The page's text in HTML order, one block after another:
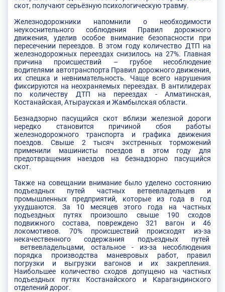
скот, получают серьёзную психологическую травму.
Железнодорожники напомнили о необходимости
неукоснительного соблюдения Правил дорожного
движения, уделив особое внимание безопасности при
пересечении переездов. В этом году количество ДТП на
железнодорожных переездах снизилось на 27%. Главная
причина происшествий – грубое несоблюдение
водителями автотранспорта Правил дорожного движения,
их спешка и невнимательность. Чаще всего нарушения
фиксируются на неохраняемых переездах. В антилидерах
по количеству ДТП на переездах - Алматинская,
Костанайская, Атырауская и Жамбылская области.
Безнадзорно пасущийся скот вблизи железной дороги
нередко становится причиной сбоя работы
железнодорожного транспорта и графика движения
поездов. Свыше 2 тысяч экстренных торможений
применили машинисты поездов в этом году для
предотвращения наездов на безнадзорно пасущийся
скот.
Также на совещании внимание было уделено состоянию
подъездных путей частных ветвевладельцев и
промышленных предприятий, которые из года в год
ухудшаются. За 10 месяцев этого года на частных
подъездных путях произошло свыше 190 сходов
подвижного состава, повреждено 321 вагон и 46
локомотивов. 70% происшествий происходят из-за
некачественного содержания подъездных путей
ветвевладельцами, остальное - из-за несоблюдения
порядка производства маневровых работ, правил
погрузки и выгрузки вагонов и их закрепления.
Наибольшее количество сходов допущено на частных
подъездных путях Костанайского и Карагандинского
отделений дорог.